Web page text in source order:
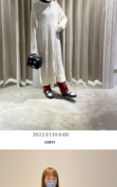
2022.01.10 0:00
coen